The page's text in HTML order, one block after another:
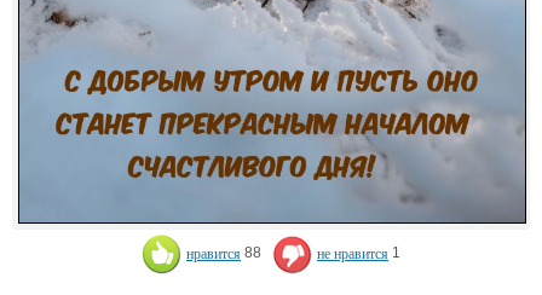
нравится 88 не нравится 1